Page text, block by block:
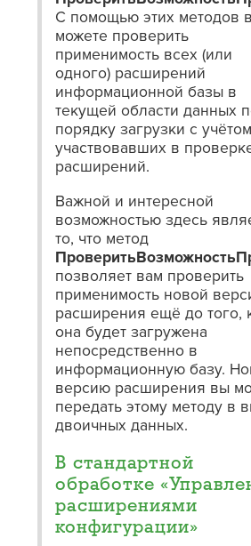
С помощью этих методов
можете проверить
применимость всех (или
одного) расширений
информационной базы в
текущей области данных
порядку загрузки с
участвовавших в
расширений.
Важной и интересной
возможностью здесь
то, что метод
позволяет вам проверить
применимость новой
расширения ещё до того,
она будет загружена
непосредственно в
информационную базу.
версию расширения вы
передать этому методу в
двоичных данных.
В стандартной
обработке
расширениями
конфигурации»